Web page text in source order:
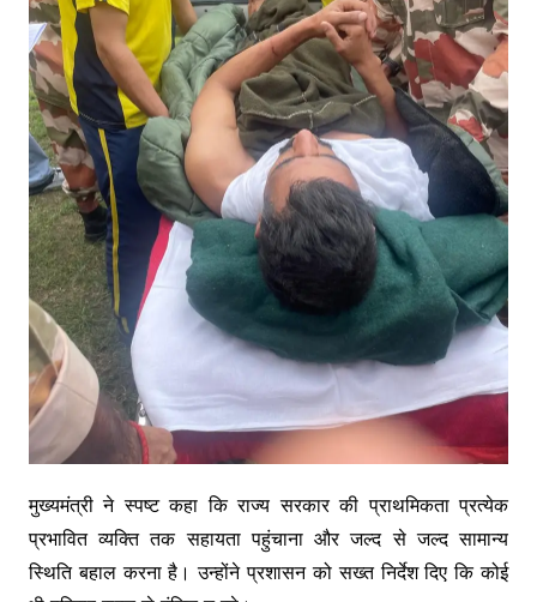
मुख्यमंत्री ने स्पष्ट कहा कि राज्य सरकार की प्राथमिकता प्रत्येक
प्रभावित व्यक्ति तक सहायता पहुंचाना और जल्द से जल्द सामान्य
स्थिति बहाल करना है। उन्होंने प्रशासन को सख्त निर्देश दिए कि कोई